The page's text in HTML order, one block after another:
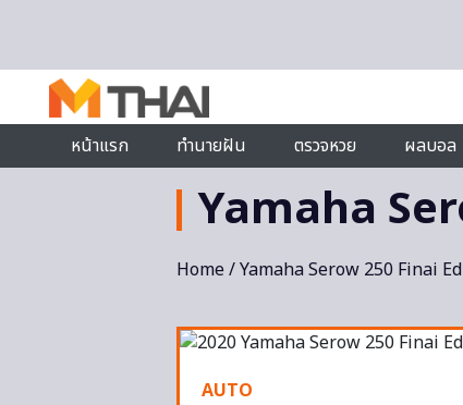
หน้าแรก
ทำนายฝัน ตรวจหวย ผลบอล
Yamaha
Home/ Yamaha Serow 250 Finai
AUTO